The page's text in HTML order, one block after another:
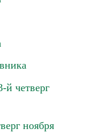
й четверг
ноября